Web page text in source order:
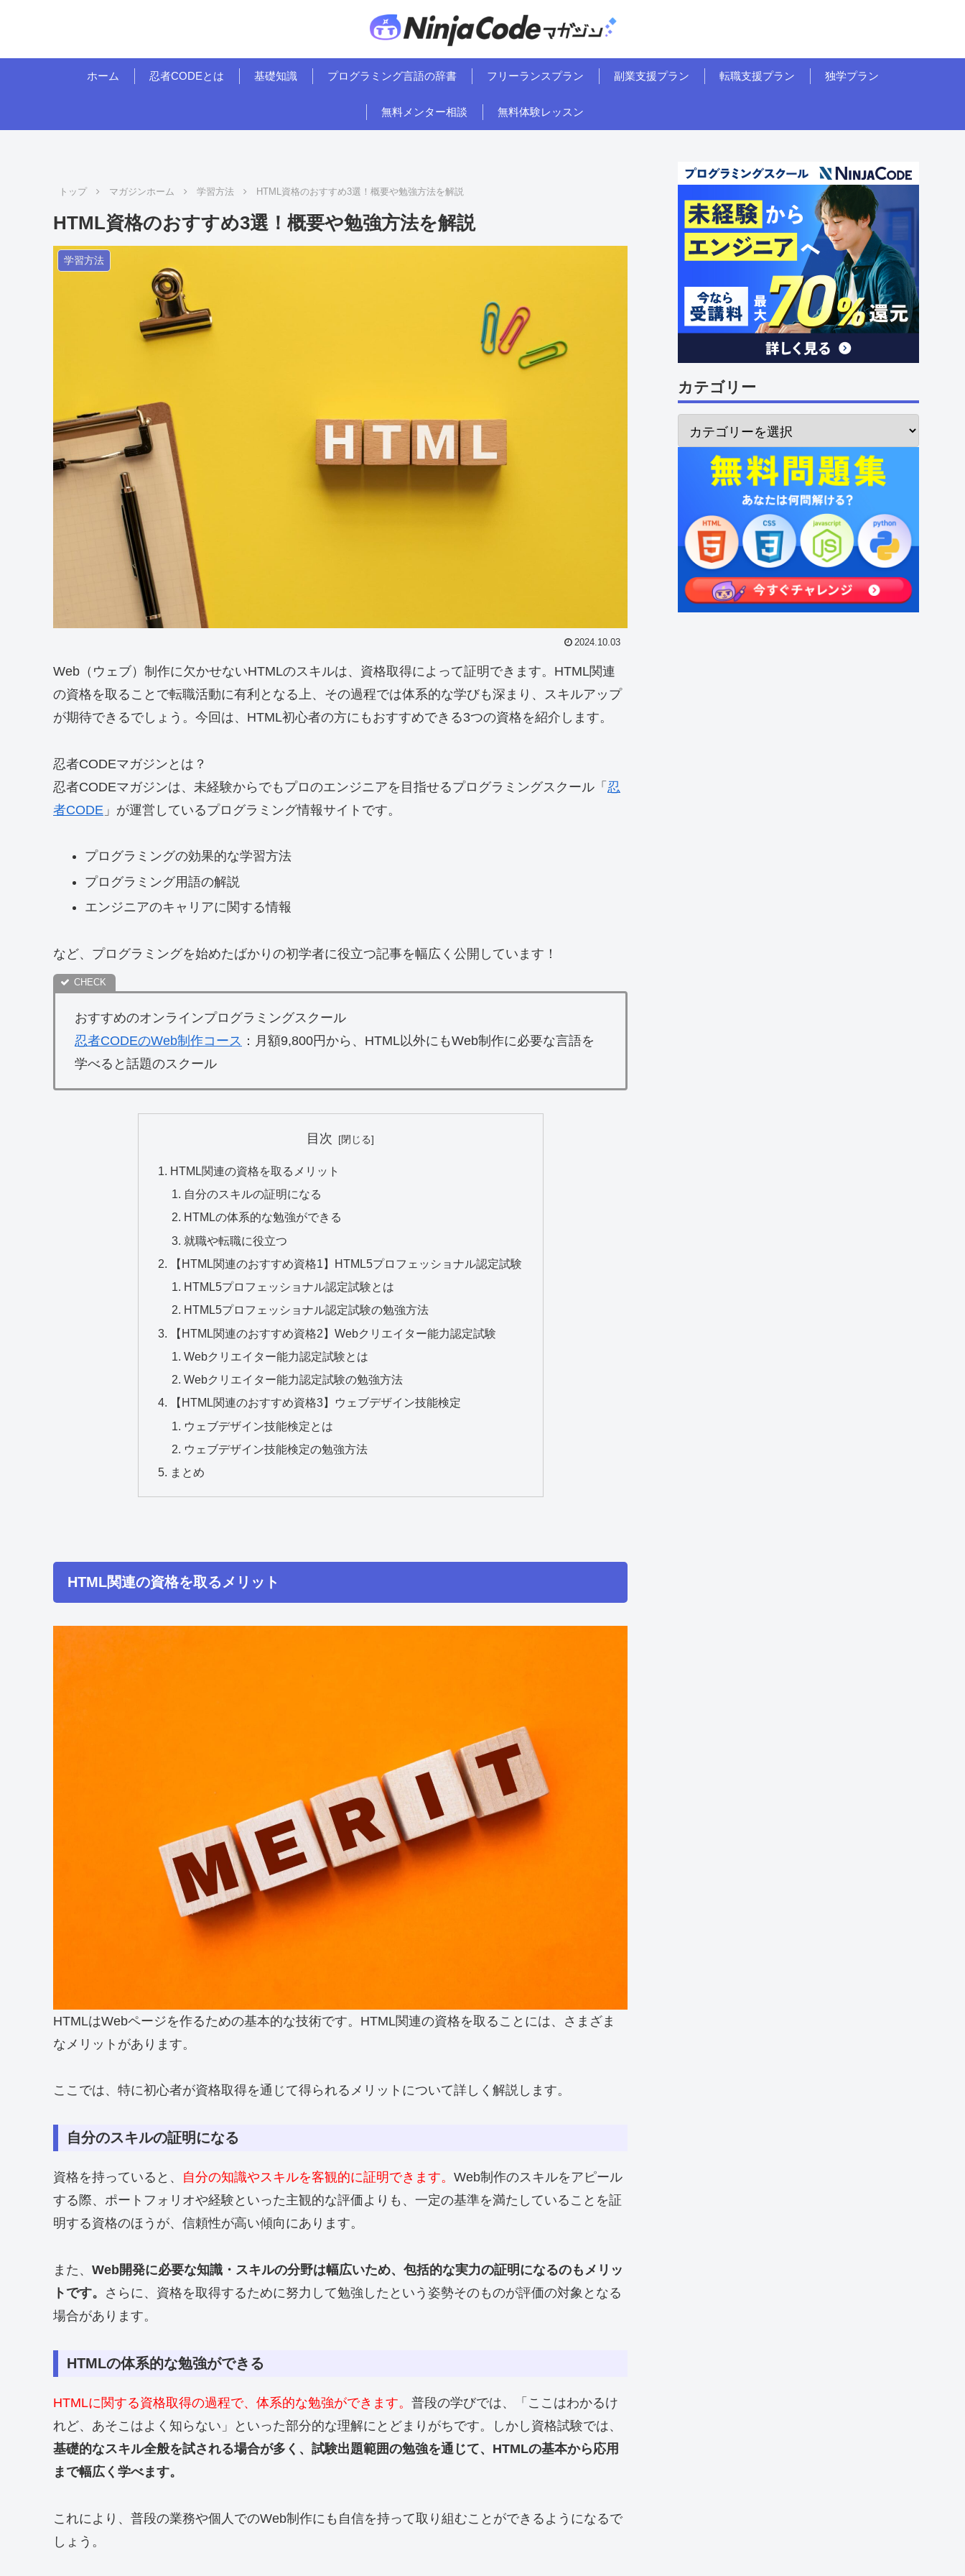
ホーム 忍者CODEとは 基礎知識 プログラミング言語の辞書 フリーランスプラン 副業支援プラン 転職支援プラン 独学プラン
無料メンター相談 無料体験レッスン
トップ マガジンホーム 学習方法 HTML資格のおすすめ3選！概要や勉強方法を解説
HTML資格のおすすめ3選！概要や勉強方法を解説
学習方法
2024.10.03
Web（ウェブ）制作に欠かせないHTMLのスキルは、資格取得によって証明できます。HTML関連
の資格を取ることで転職活動に有利となる上、その過程では体系的な学びも深まり、スキルアップ
が期待できるでしょう。今回は、HTML初心者の方にもおすすめできる3つの資格を紹介します。
忍者CODEマガジンとは？
忍者CODEマガジンは、 未経験からでもプロのエンジニアを目指せるプログラミングスクール「 忍
者CODE 」が運営しているプログラミング情報サイトです。
プログラミングの効果的な学習方法
プログラミング用語の解説
エンジニアのキャリアに関する情報
など、プログラミングを始めたばかりの初学者に役立つ記事を幅広く公開しています！
おすすめのオンラインプログラミングスクール
忍者CODEのWeb制作コース ：月額9,800円から、HTML以外にもWeb制作に必要な言語を
学べると話題のスクール
目次
HTML関連の資格を取るメリット
自分のスキルの証明になる
HTMLの体系的な勉強ができる
就職や転職に役立つ
【HTML関連のおすすめ資格1】HTML5プロフェッショナル認定試験
HTML5プロフェッショナル認定試験とは
HTML5プロフェッショナル認定試験の勉強方法
【HTML関連のおすすめ資格2】Webクリエイター能力認定試験
Webクリエイター能力認定試験とは
Webクリエイター能力認定試験の勉強方法
【HTML関連のおすすめ資格3】ウェブデザイン技能検定
ウェブデザイン技能検定とは
ウェブデザイン技能検定の勉強方法
まとめ
HTML関連の資格を取るメリット
HTMLはWebページを作るための基本的な技術です。HTML関連の資格を取ることには、さまざま
なメリットがあります。
ここでは、特に初心者が資格取得を通じて得られるメリットについて詳しく解説します。
自分のスキルの証明になる
資格を持っていると、 自分の知識やスキルを客観的に証明できます。 Web制作のスキルをアピール
する際、ポートフォリオや経験といった主観的な評価よりも、一定の基準を満たしていることを証
明する資格のほうが、信頼性が高い傾向にあります。
また、 Web開発に必要な知識・スキルの分野は幅広いため、包括的な実力の証明になるのもメリッ
トです。 さらに、資格を取得するために努力して勉強したという姿勢そのものが評価の対象となる
場合があります。
HTMLの体系的な勉強ができる
HTMLに関する資格取得の過程で、体系的な勉強ができます。 普段の学びでは、「ここはわかるけ
れど、あそこはよく知らない」といった部分的な理解にとどまりがちです。しかし資格試験では、
基礎的なスキル全般を試される場合が多く、試験出題範囲の勉強を通じて、HTMLの基本から応用
まで幅広く学べます。
これにより、普段の業務や個人でのWeb制作にも自信を持って取り組むことができるようになるで
しょう。
カテゴリー